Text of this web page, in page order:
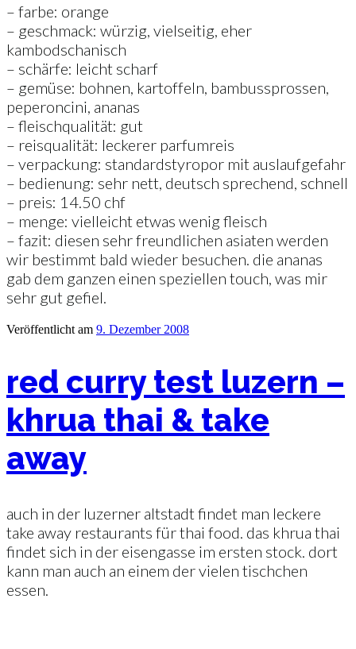
– farbe: orange
– geschmack: würzig, vielseitig, eher
kambodschanisch
– schärfe: leicht scharf
– gemüse: bohnen, kartoffeln, bambussprossen,
peperoncini, ananas
– fleischqualität: gut
– reisqualität: leckerer parfumreis
– verpackung: standardstyropor mit auslaufgefahr
– bedienung: sehr nett, deutsch sprechend, schnell
– preis: 14.50 chf
– menge: vielleicht etwas wenig fleisch
– fazit: diesen sehr freundlichen asiaten werden
wir bestimmt bald wieder besuchen. die ananas
gab dem ganzen einen speziellen touch, was mir
sehr gut gefiel.
Veröffentlicht am 9. Dezember 2008
red curry test luzern –
khrua thai & take
away
auch in der luzerner altstadt findet man leckere
take away restaurants für thai food. das khrua thai
findet sich in der eisengasse im ersten stock. dort
kann man auch an einem der vielen tischchen
essen.